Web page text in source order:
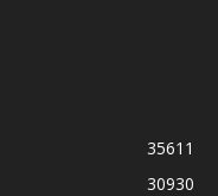
35611
30930